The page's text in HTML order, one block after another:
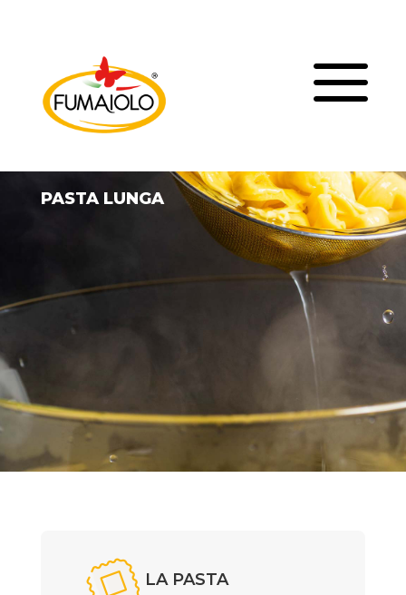
a
PASTA LUNGA
LA PASTA